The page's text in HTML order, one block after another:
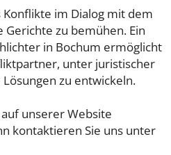
Konflikte im Dialog mit dem
Gerichte zu bemühen. Ein
in Bochum ermöglicht
unter juristischer
zu entwickeln.
unserer Website
kontaktieren Sie uns unter